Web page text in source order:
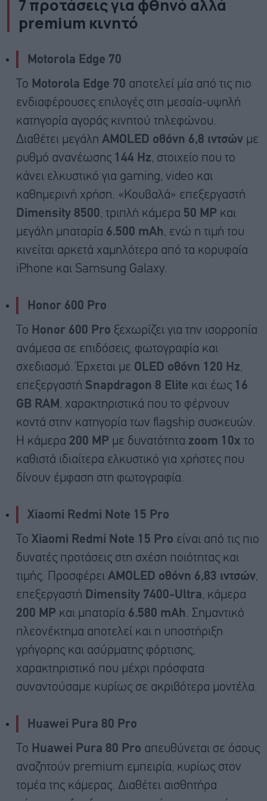
7 προτάσεις για φθηνό αλλά
premium κινητό
Motorola Edge 70
Το Motorola Edge 70 αποτελεί μία από τις πιο
ενδιαφέρουσες επιλογές στη μεσαία-υψηλή
κατηγορία αγοράς κινητού τηλεφώνου.
Διαθέτει μεγάλη AMOLED οθόνη 6,8 ιντσών με
ρυθμό ανανέωσης 144 Hz, στοιχείο που το
κάνει ελκυστικό για gaming, video και
καθημερινή χρήση. «Κουβαλά» επεξεργαστή
Dimensity 8500, τριπλή κάμερα 50 MP και
μεγάλη μπαταρία 6.500 mAh, ενώ η τιμή του
κινείται αρκετά χαμηλότερα από τα κορυφαία
iPhone και Samsung Galaxy.
Honor 600 Pro
Το Honor 600 Pro ξεχωρίζει για την ισορροπία
ανάμεσα σε επιδόσεις, φωτογραφία και
σχεδιασμό. Έρχεται με OLED οθόνη 120 Hz,
επεξεργαστή Snapdragon 8 Elite και έως 16
GB RAM , χαρακτηριστικά που το φέρνουν
κοντά στην κατηγορία των flagship συσκευών.
Η κάμερα 200 MP με δυνατότητα zoom 10x το
καθιστά ιδιαίτερα ελκυστικό για χρήστες που
δίνουν έμφαση στη φωτογραφία.
Xiaomi Redmi Note 15 Pro
Το Xiaomi Redmi Note 15 Pro είναι από τις πιο
δυνατές προτάσεις στη σχέση ποιότητας και
τιμής. Προσφέρει AMOLED οθόνη 6,83 ιντσών,
επεξεργαστή Dimensity 7400-Ultra, κάμερα
200 MP και μπαταρία 6.580 mAh . Σημαντικό
πλεονέκτημα αποτελεί και η υποστήριξη
γρήγορης και ασύρματης φόρτισης,
χαρακτηριστικό που μέχρι πρόσφατα
συναντούσαμε κυρίως σε ακριβότερα μοντέλα.
Huawei Pura 80 Pro
Το Huawei Pura 80 Pro απευθύνεται σε όσους
αναζητούν premium εμπειρία, κυρίως στον
τομέα της κάμερας. Διαθέτει αισθητήρα